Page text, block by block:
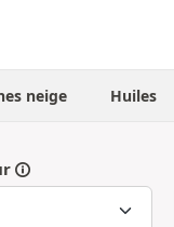
neige Huiles